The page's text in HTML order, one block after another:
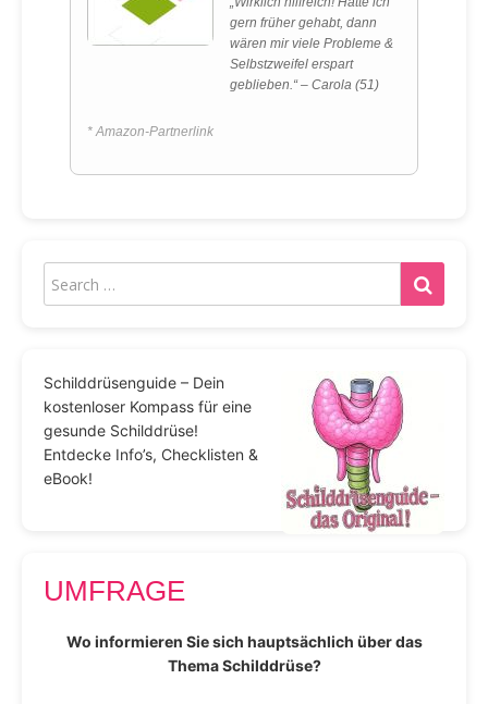
gern früher gehabt, dann
wären mir viele Probleme &
Selbstzweifel erspart
geblieben.“ – Carola (51)
* Amazon-Partnerlink
Schilddrüsenguide – Dein
kostenloser Kompass für eine
gesunde Schilddrüse!
Entdecke Info’s, Checklisten &
eBook!
UMFRAGE
Wo informieren Sie sich hauptsächlich über das
Thema Schilddrüse?